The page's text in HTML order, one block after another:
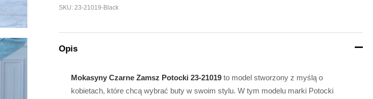
SKU:23-21019-Black
Opis
Mokasyny Czarne Zamsz Potocki 23-21019 to model stworzony z myślą o
kobietach, które chcą wybrać buty w swoim stylu. W tym modelu marki Potocki